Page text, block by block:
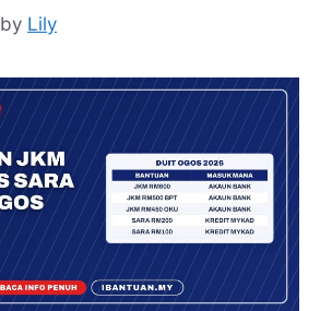
by Lily